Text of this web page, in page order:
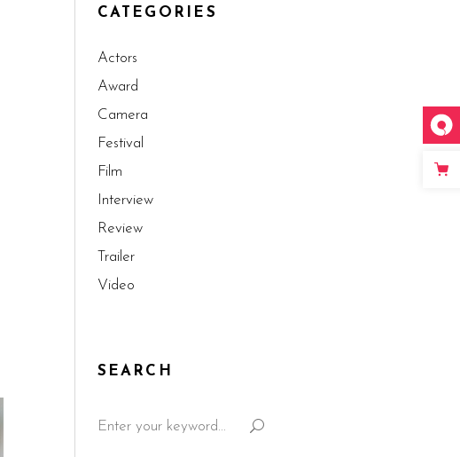
CATEGORIES
Actors
Award
Camera
Festival
Film
Interview
Review
Trailer
Video
SEARCH
for: